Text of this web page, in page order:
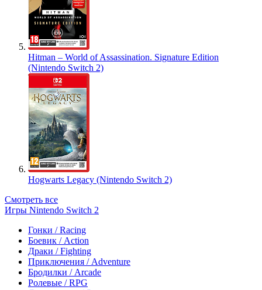
Hitman – World of Assassination. Signature Edition
(Nintendo Switch 2)
Hogwarts Legacy (Nintendo Switch 2)
Смотреть все
Игры Nintendo Switch 2
Гонки / Racing
Боевик / Action
Драки / Fighting
Приключения / Adventure
Бродилки / Arcade
Ролевые / RPG